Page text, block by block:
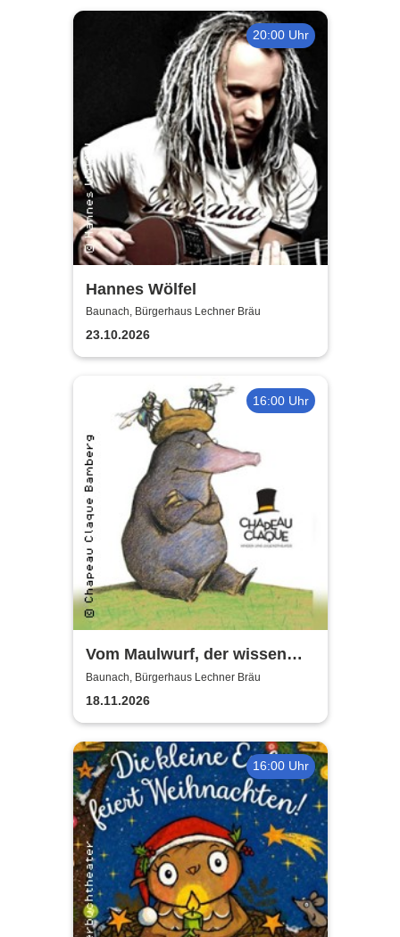
20:00 Uhr
Hannes Wölfel
Baunach, Bürgerhaus Lechner Bräu
23.10.2026
16:00 Uhr
Vom Maulwurf, der wissen
wollte .... - Chapeau Claque
Bamberg
Baunach, Bürgerhaus Lechner Bräu
18.11.2026
16:00 Uhr